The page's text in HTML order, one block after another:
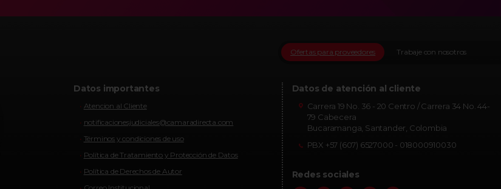
Trabaje con nosotros
Ofertas para proveedores
Datos importantes
Atencion al Cliente
notificacionesjudiciales@camaradirecta.com
Términos y condiciones de uso
Política de Tratamiento y Protección de Datos
Política de Derechos de Autor
Datos de atención al cliente
Carrera 19 No. 36 - 20 Centro / Carrera 34 No. 44-
79 Cabecera
Bucaramanga, Santander, Colombia
PBX +57 (607) 6527000 - 018000910030
Redes sociales